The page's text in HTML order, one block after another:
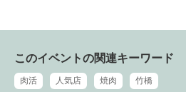
このイベントの関連キーワード
肉活 人気店 焼肉 竹橋